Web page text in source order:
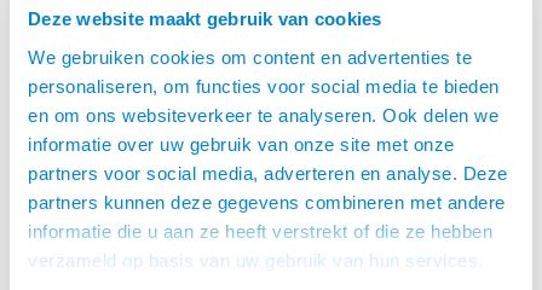
Deze website maakt gebruik van cookies
We gebruiken cookies om content en advertenties te
personaliseren, om functies voor social media te bieden
en om ons websiteverkeer te analyseren. Ook delen we
informatie over uw gebruik van onze site met onze
partners voor social media, adverteren en analyse. Deze
partners kunnen deze gegevens combineren met andere
informatie die u aan ze heeft verstrekt of die ze hebben
verzameld op basis van uw gebruik van hun services.
echte eyecatcher.
Gemaakt voor dagelijks gebruik
Een musthave voor echte IJslandse
paardenliefhebbers
Afmetingen: 39 x 42 x 13 cm
Wassen: op 40 graden
Cadeau
Deze shopper is natuurlijk het perfecte cadeau
voor de feestdagen. Leuk om te krijgen en leuk om